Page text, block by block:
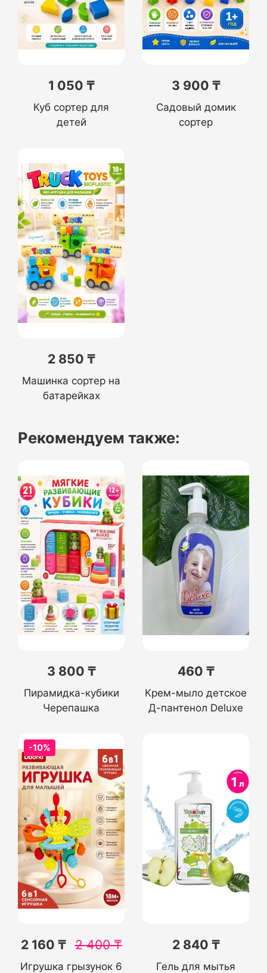
1 050 ₸
Куб сортер для
детей
3 900 ₸
Садовый домик
сортер
2 850 ₸
Машинка сортер на
батарейках
Рекомендуем также:
3 800 ₸
Пирамидка-кубики
Черепашка
460 ₸
Крем-мыло детское
Д-пантенол Deluxe
-10%
2 160 ₸ 2 400₸
Игрушка грызунок 6
2 840 ₸
Гель для мытья